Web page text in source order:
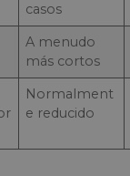
casos
A menudo
más cortos
Normalment
e reducido